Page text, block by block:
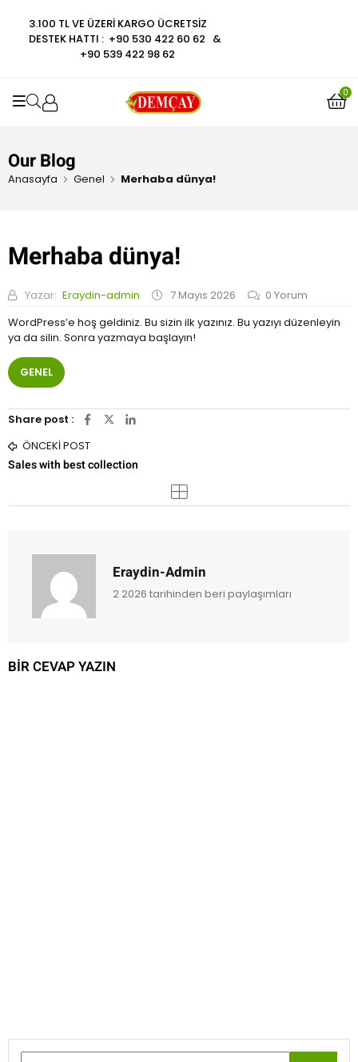
3.100 TL VE ÜZERI KARGO ÜCRETSIZ
DESTEK HATTI : +90 530 422 60 62 &
+90 539 422 98 62
OPEN SEARCH
0
Our Blog
Anasayfa Genel Merhaba dünya!
Merhaba dünya!
Yazar: Eraydin-admin 7 Mayıs 2026 0 Yorum
WordPress’e hoş geldiniz. Bu sizin ilk yazınız. Bu yazıyı düzenleyin
ya da silin. Sonra yazmaya başlayın!
GENEL
Share post :
ÖNCEKI POST
Sales with best collection
Eraydin-Admin
2 2026 tarihinden beri paylaşımları
BIR CEVAP YAZIN
l
d
o
y
ı
e
n
y
a
ı
i
n
n
0
a
l
z
e
d
0
o
y
ı